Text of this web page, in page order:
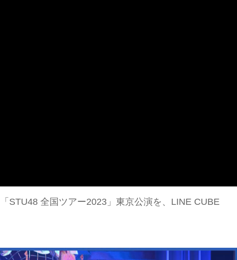
STU48 全国ツアー2023」東京公演を、LINE CUBE